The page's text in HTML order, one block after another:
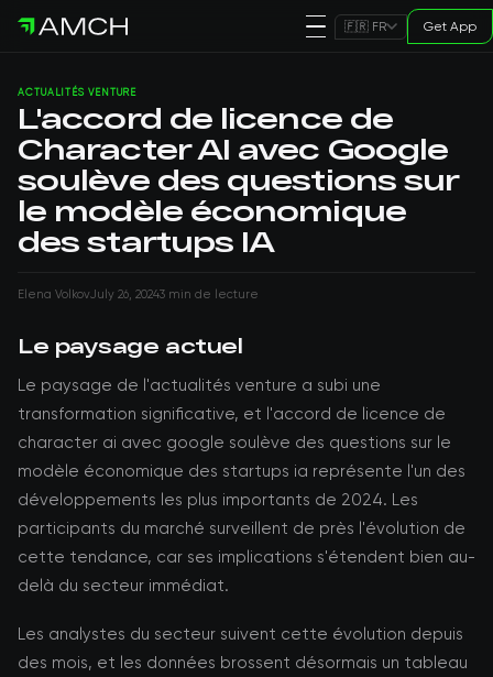
🇫🇷 FR Get App
ACTUALITÉS VENTURE
L'accord de licence de
Character AI avec Google
soulève des questions sur
le modèle économique
des startups IA
Elena VolkovJuly 26, 20243 min de lecture
Le paysage actuel
Le paysage de l'actualités venture a subi une
transformation significative, et l'accord de licence de
character ai avec google soulève des questions sur le
modèle économique des startups ia représente l'un des
développements les plus importants de 2024. Les
participants du marché surveillent de près l'évolution de
cette tendance, car ses implications s'étendent bien au-
delà du secteur immédiat.
Les analystes du secteur suivent cette évolution depuis
des mois, et les données brossent désormais un tableau